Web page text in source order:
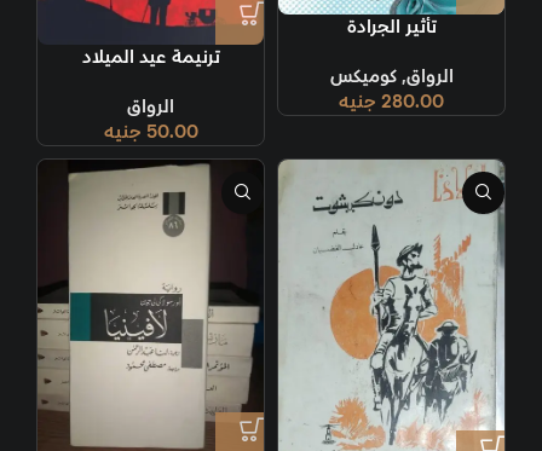
تأثير الجرادة
الرواق,كوميكس
280.00 جنيه
ترنيمة عيد الميلاد
الرواق
50.00 جنيه